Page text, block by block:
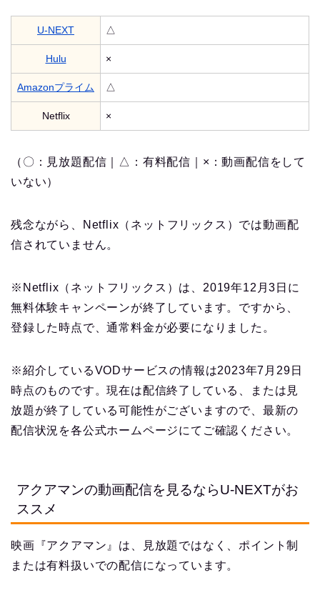
U-NEXT △
Hulu ×
Amazonプライム △
Netflix ×
（〇：見放題配信｜△：有料配信｜×：動画配信をして
いない）
残念ながら、Netflix（ネットフリックス）では動画配
信されていません。
※Netflix（ネットフリックス）は、2019年12月3日に
無料体験キャンペーンが終了しています。ですから、
登録した時点で、通常料金が必要になりました。
※紹介しているVODサービスの情報は2023年7月29日
時点のものです。現在は配信終了している、または見
放題が終了している可能性がございますので、最新の
配信状況を各公式ホームページにてご確認ください。
アクアマンの動画配信を見るならU-NEXTがお
ススメ
映画『アクアマン』は、見放題ではなく、ポイント制
または有料扱いでの配信になっています。